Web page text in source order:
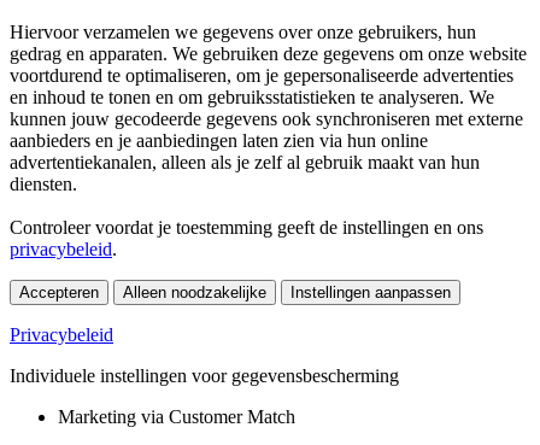
Hiervoor verzamelen we gegevens over onze gebruikers, hun
gedrag en apparaten. We gebruiken deze gegevens om onze website
voortdurend te optimaliseren, om je gepersonaliseerde advertenties
en inhoud te tonen en om gebruiksstatistieken te analyseren. We
kunnen jouw gecodeerde gegevens ook synchroniseren met externe
aanbieders en je aanbiedingen laten zien via hun online
advertentiekanalen, alleen als je zelf al gebruik maakt van hun
diensten.
Controleer voordat je toestemming geeft de instellingen en ons
privacybeleid.
Accepteren Alleen noodzakelijke Instellingen aanpassen
Privacybeleid
Individuele instellingen voor gegevensbescherming
Marketing via Customer Match